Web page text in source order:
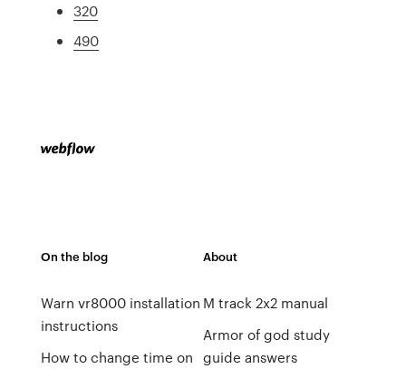
320
490
On the blog
Warn vr8000 installation
instructions
How to change time on
About
M track 2x2 manual
Armor of god study
guide answers